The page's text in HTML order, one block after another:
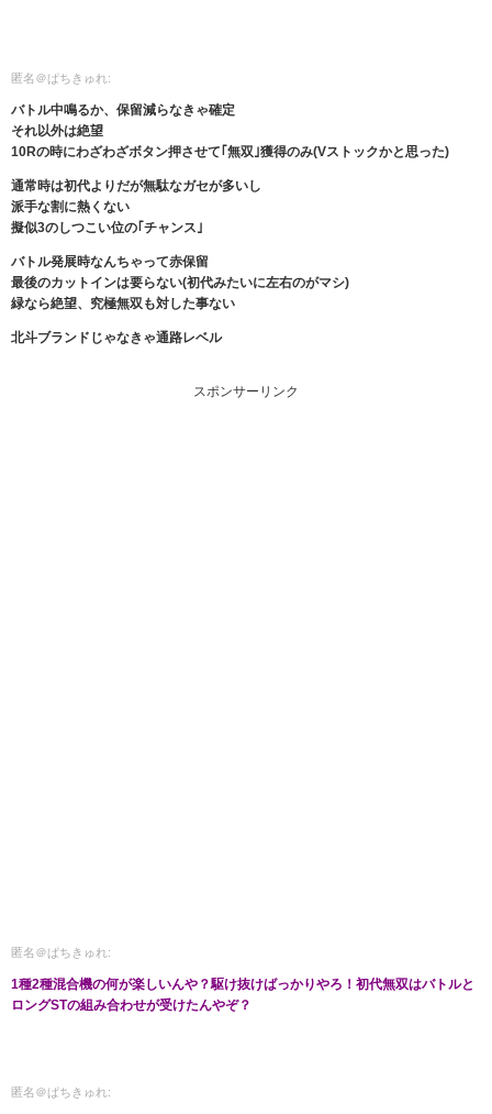
匿名＠ぱちきゅれ:
バトル中鳴るか、保留減らなきゃ確定
それ以外は絶望
10Rの時にわざわざボタン押させて｢無双｣獲得のみ(Vストックかと思った)
通常時は初代よりだが無駄なガセが多いし
派手な割に熱くない
擬似3のしつこい位の｢チャンス｣
バトル発展時なんちゃって赤保留
最後のカットインは要らない(初代みたいに左右のがマシ)
緑なら絶望、究極無双も対した事ない
北斗ブランドじゃなきゃ通路レベル
スポンサーリンク
匿名＠ぱちきゅれ:
1種2種混合機の何が楽しいんや？駆け抜けばっかりやろ！初代無双はバトルと
ロングSTの組み合わせが受けたんやぞ？
匿名＠ぱちきゅれ: